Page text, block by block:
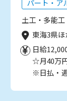
パート・ア
土工・多能工
東海3県ほ
日給
☆月40万
※日払・